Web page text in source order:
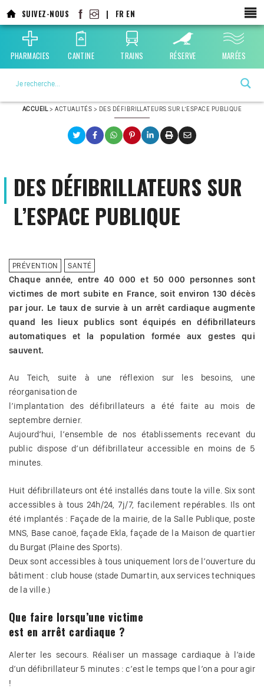
au
contenu
principal
SUIVEZ-NOUS | FR EN
PHARMACIES CANTINE TRAINS RÉSERVE MARÉES
ACCUEIL>ACTUALITÉS > DES DÉFIBRILLATEURS SUR L’ESPACE PUBLIQUE
DES DÉFIBRILLATEURS SUR
L’ESPACE PUBLIQUE
PRÉVENTION SANTÉ
Chaque année, entre 40 000 et 50 000 personnes sont
victimes de mort subite en France, soit environ 130 décès
par jour. Le taux de survie à un arrêt cardiaque augmente
quand les lieux publics sont équipés en défibrillateurs
automatiques et la population formée aux gestes qui
sauvent.
Au Teich, suite à une réflexion sur les besoins, une
réorganisation de
l’implantation des défibrillateurs a été faite au mois de
septembre dernier.
Aujourd’hui, l’ensemble de nos établissements recevant du
public dispose d’un défibrillateur accessible en moins de 5
minutes.
Huit défibrillateurs ont été installés dans toute la ville. Six sont
accessibles à tous 24h/24, 7j/7, facilement repérables. Ils ont
été implantés : Façade de la mairie, de la Salle Publique, poste
MNS, Base canoë, façade Ekla, façade de la Maison de quartier
du Burgat (Plaine des Sports).
Deux sont accessibles à tous uniquement lors de l’ouverture du
bâtiment : club house (stade Dumartin, aux services techniques
de la ville.)
Que faire lorsqu’une victime
est en arrêt cardiaque ?
Alerter les secours. Réaliser un massage cardiaque à l’aide
d’un défibrillateur 5 minutes : c’est le temps que l’on a pour agir
!